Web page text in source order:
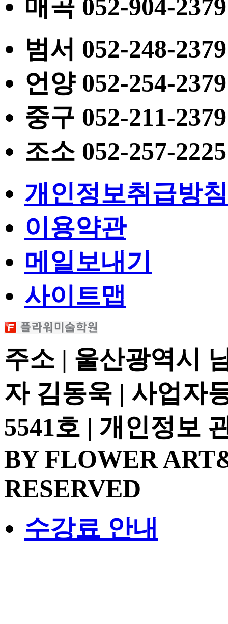
매곡 052-904-2379
범서 052-248-2379
언양 052-254-2379
중구 052-211-2379
조소 052-257-2225
개인정보취급방침
이용약관
메일보내기
사이트맵
주소 | 울산광역시
자 김동욱 | 사업자
5541호 | 개인정보
BY FLOWER
RESERVED
수강료 안내